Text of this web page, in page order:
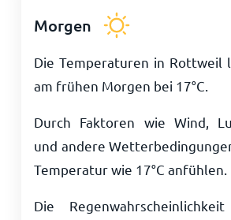
Morgen
Die Temperaturen in Rottweil
am frühen Morgen bei 17°C
Durch Faktoren wie Wind,
und andere
Temperatur wie 17°C anfühlen.
Die